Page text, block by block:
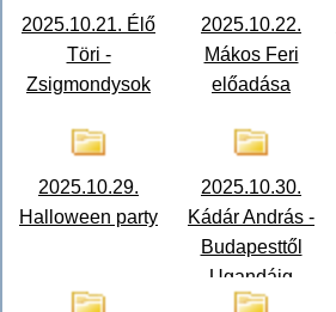
útja
2025.10.21. Élő
Töri -
Zsigmondysok
2025.10.22.
Mákos Feri
előadása
2025.10.29.
Halloween party
2025.10.30.
Kádár András -
Budapesttől
Ugandáig